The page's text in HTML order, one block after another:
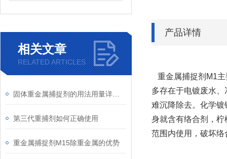
相关文章
RELATED ARTICLES
第三代重捕剂如何正确使用
重金属捕捉剂M15除重金属的优势
产品详情
重金属捕捉剂M1主
多存在于电镀废水
难沉降除去。化学
身就含有络合剂，
范围内使用，破坏